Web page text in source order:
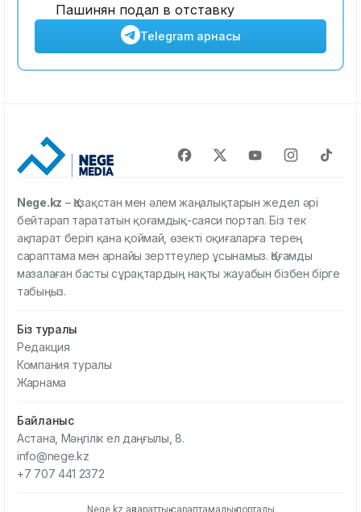
Пашинян подал в отставку
Telegram арнасы
Nege.kz – Қазақстан мен әлем жаңалықтарын жедел әрі
бейтарап тарататын қоғамдық-саяси портал. Біз тек
ақпарат беріп қана қоймай, өзекті оқиғаларға терең
сараптама мен арнайы зерттеулер ұсынамыз. Қоғамды
мазалаған басты сұрақтардың нақты жауабын бізбен бірге
табыңыз.
Біз туралы
Редакция
Компания туралы
Жарнама
Байланыс
Астана, Мәңгілік ел даңғылы, 8.
info@nege.kz
+7 707 441 2372
Nege.kz ақпараттық-сараптамалық порталы